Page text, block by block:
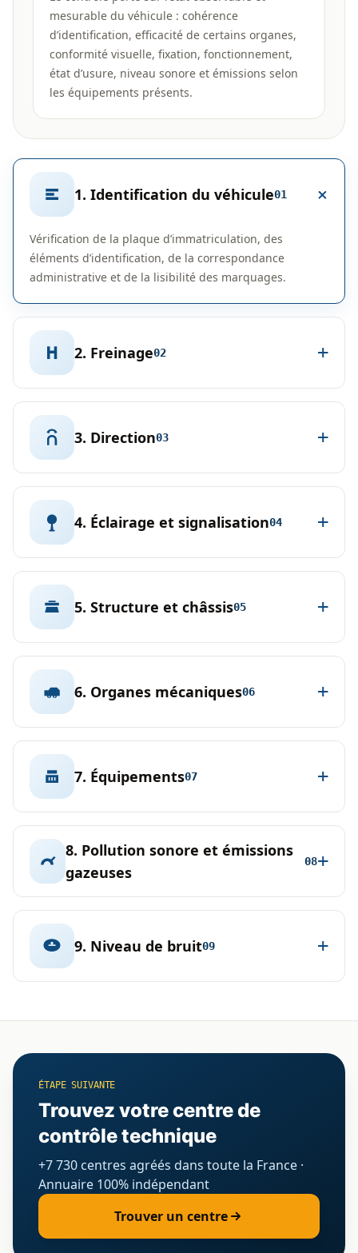
mesurable du véhicule : cohérence
d’identification, efficacité de certains organes,
conformité visuelle, fixation, fonctionnement,
état d’usure, niveau sonore et émissions selon
les équipements présents.
1. Identification du véhicule01
Vérification de la plaque d’immatriculation, des
éléments d’identification, de la correspondance
administrative et de la lisibilité des marquages.
2. Freinage02
3. Direction03
4. Éclairage et signalisation04
5. Structure et châssis05
6. Organes mécaniques06
7. Équipements07
8. Pollution sonore et émissions
gazeuses
08
9. Niveau de bruit09
ÉTAPE SUIVANTE
Trouvez votre centre de
contrôle technique
+7 730 centres agréés dans toute la France ·
Annuaire 100% indépendant
Trouver un centre